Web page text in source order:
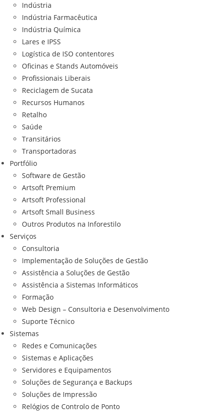
Indústria
Indústria Farmacêutica
Indústria Química
Lares e IPSS
Logística de ISO contentores
Oficinas e Stands Automóveis
Profissionais Liberais
Reciclagem de Sucata
Recursos Humanos
Retalho
Saúde
Transitários
Transportadoras
Portfólio
Software de Gestão
Artsoft Premium
Artsoft Professional
Artsoft Small Business
Outros Produtos na Inforestilo
Serviços
Consultoria
Implementação de Soluções de Gestão
Assistência a Soluções de Gestão
Assistência a Sistemas Informáticos
Formação
Web Design – Consultoria e Desenvolvimento
Suporte Técnico
Sistemas
Redes e Comunicações
Sistemas e Aplicações
Servidores e Equipamentos
Soluções de Segurança e Backups
Soluções de Impressão
Relógios de Controlo de Ponto